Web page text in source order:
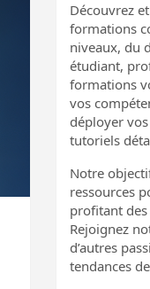
Découvrez
formations
niveaux, du
étudiant,
formations
vos
déployer
tutoriels
Notre
ressources
profitant des
Rejoignez
d’autres
tendances